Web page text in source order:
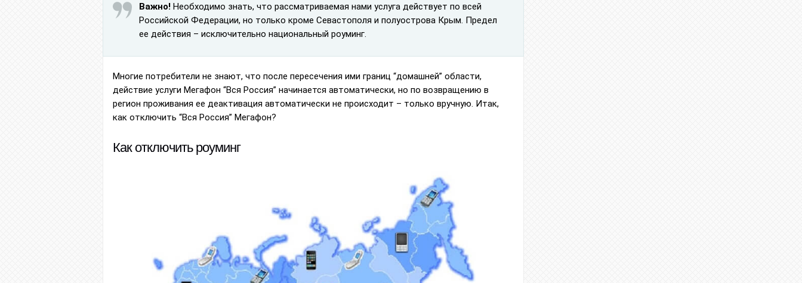
Важно! Необходимо знать, что рассматриваемая нами услуга действует по всей
Российской Федерации, но только кроме Севастополя и полуострова Крым. Предел
ее действия – исключительно национальный роуминг.
Многие потребители не знают, что после пересечения ими границ “домашней” области,
действие услуги Мегафон “Вся Россия” начинается автоматически, но по возвращению в
регион проживания ее деактивация автоматически не происходит – только вручную. Итак,
как отключить “Вся Россия” Мегафон?
Как отключить роуминг